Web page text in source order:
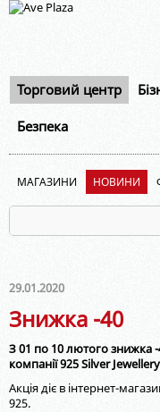
Торговий центр
Безпека
МАГАЗИНИ НОВИНИ
29.01.2020
Знижка -40
З 01 по 10 лютого знижка -
компанії 925 Silver
Акція діє в інтернет-
925.